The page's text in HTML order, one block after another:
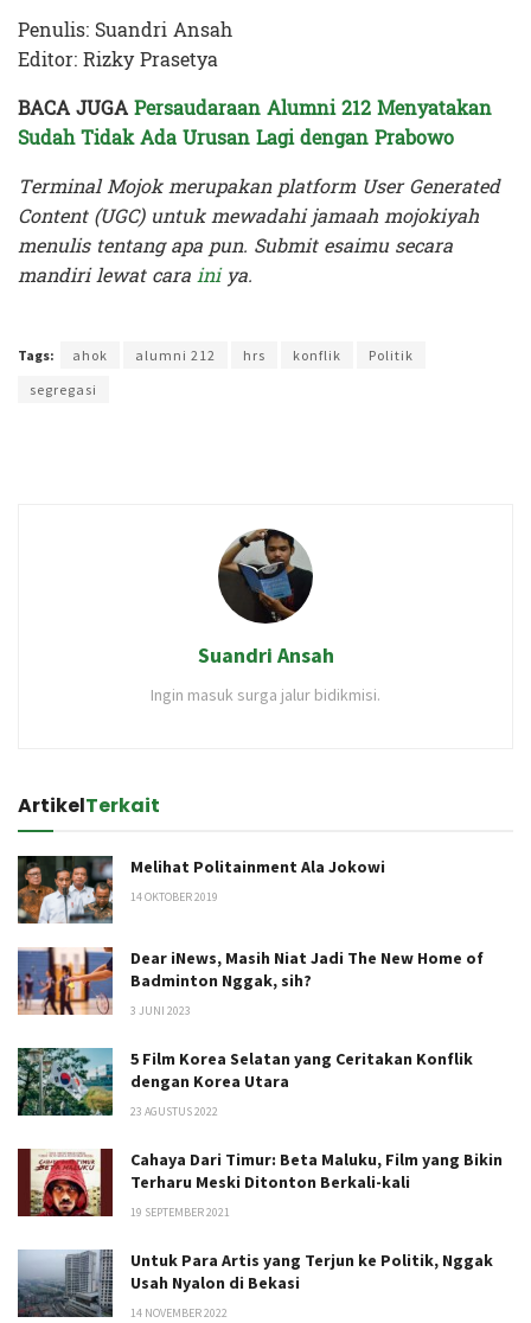
Penulis: Suandri Ansah
Editor: Rizky Prasetya
BACA JUGAPersaudaraan Alumni 212 Menyatakan
Sudah Tidak Ada Urusan Lagi dengan Prabowo
Terminal Mojok merupakan platform User Generated
Content (UGC) untuk mewadahi jamaah mojokiyah
menulis tentang apa pun. Submit esaimu secara
mandiri lewat carainiya.
Tags: ahok alumni 212 hrs konflik
Politik
segregasi
Suandri Ansah
Ingin masuk surga jalur bidikmisi.
ArtikelTerkait
Melihat Politainment Ala Jokowi
14 OKTOBER 2019
Dear iNews, Masih Niat Jadi The New Home of
Badminton Nggak, sih?
3 JUNI 2023
5 Film Korea Selatan yang Ceritakan Konflik
dengan Korea Utara
23 AGUSTUS 2022
Cahaya Dari Timur: Beta Maluku, Film yang Bikin
Terharu Meski Ditonton Berkali-kali
19 SEPTEMBER 2021
Untuk Para Artis yang Terjun ke Politik, Nggak
Usah Nyalon di Bekasi
14 NOVEMBER 2022